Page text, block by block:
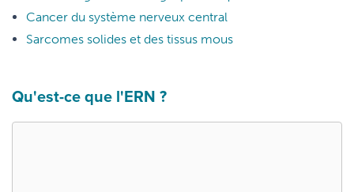
Cancer du système nerveux central
Sarcomes solides et des tissus mous
Qu'est-ce que l'ERN ?